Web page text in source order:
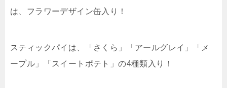
は、フラワーデザイン缶入り！
スティックパイは、「さくら」「アールグレイ」「メ
ープル」「スイートポテト」の4種類入り！